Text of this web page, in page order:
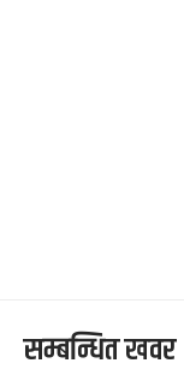
सम्बन्धित खवर